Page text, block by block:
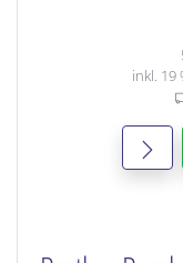
inkl. 19